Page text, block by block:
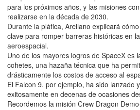
para los próximos años, y las misiones
realizarse en la década de 2030.
Durante la plática, Arellano explicará
clave para romper barreras históricas en
aeroespacial.
Uno de los mayores logros de SpaceX es
cohetes, una hazaña técnica que ha
drásticamente los costos de acceso al
El Falcon 9, por ejemplo, ha sido lanzado
exitosamente en decenas de ocasiones
Recordemos la misión Crew Dragon